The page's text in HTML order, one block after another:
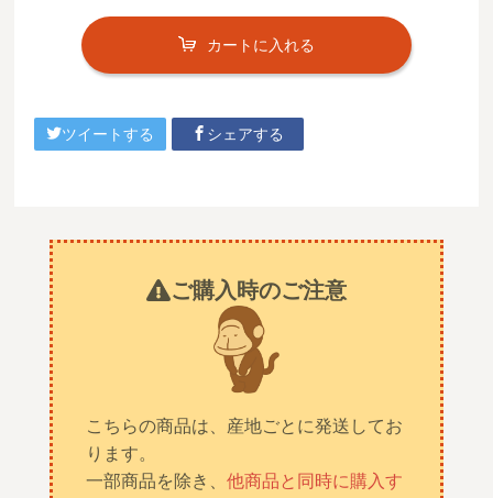
カートに入れる
ツイートする シェアする
ご購入時のご注意
こちらの商品は、産地ごとに発送してお
ります。
一部商品を除き、 他商品と同時に購入す